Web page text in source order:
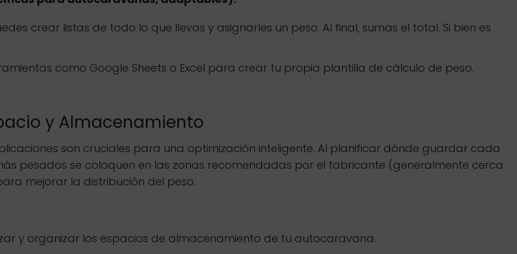
crear listas de todo lo que llevas y asignarles un peso. Al final, sumas el total. Si bien es
como Google Sheets o Excel para crear tu propia plantilla de cálculo de peso.
y Almacenamiento
son cruciales para una optimización inteligente. Al planificar dónde guardar cada
pesados se coloquen en las zonas recomendadas por el fabricante (generalmente cerca
mejorar la distribución del peso.
y organizar los espacios de almacenamiento de tu autocaravana.